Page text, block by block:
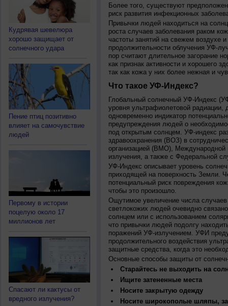
Кудрявая шевелюра
хорошо защищает от
солнечного удара
Пение птиц позитивно
влияет на самочувствие
людей
Первому в истории
поцелую около 17
миллионов лет
Спасают ли кактусы от
вредного излучения?
Более того, существуют
риск развития инфекционных
Привычки людей находиться на
роста случаев заболевания раком
частоты занятий на свежем воздухе
продолжительности облучения УФ-
пор считают длительное загорание
как признак активности и хорошего
так как кожа у них более нежная и
Что такое УФ-Индекс?
Глобальный солнечный УФ-Индекс
уровня ультрафиолетовой
одновременно индикатор
предупреждения людей о
под открытым солнцем. УФ-индекс
здравоохранения (ВОЗ) в
организацией (ВМО), Международной
излучения, а также с Федеральной
УФ-Индекс описывает уровень
приходящей на поверхность Земли.
потенциальный риск повреждения
чтобы это произошло.
Ощутимое увеличение числа
светлокожих людей очевидно
солнцем или с использованием
что привычки людей подолгу
поражений УФ-излучением. УФИ
продолжительного воздействия
защитные средства, когда это
Основные способы защиты от
Старайтесь не выходить на
Ищите затененные места
Носите закрытую одежду
Носите широкополые шляпы,